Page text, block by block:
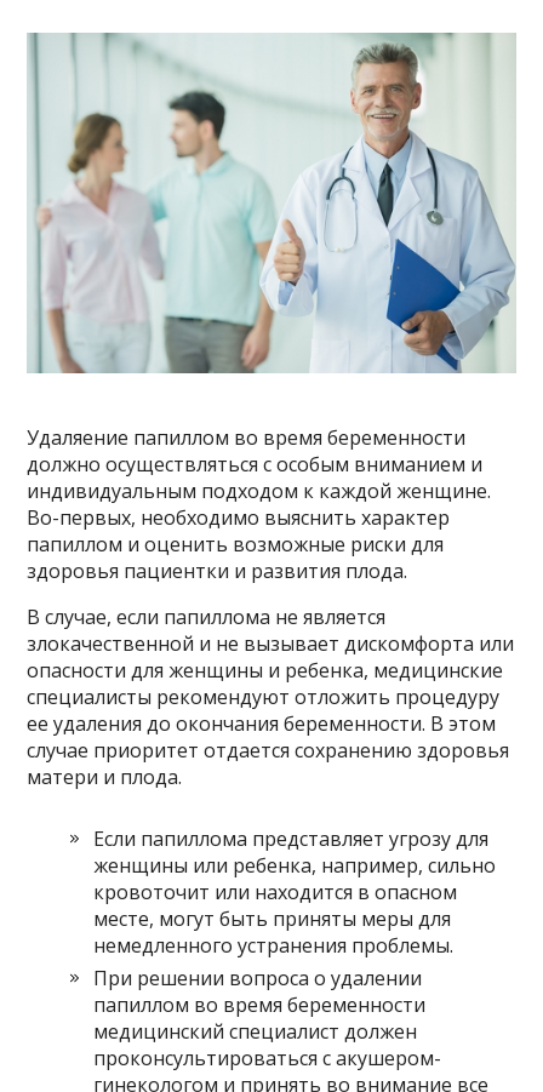
Удаляение папиллом во время беременности
должно осуществляться с особым вниманием и
индивидуальным подходом к каждой женщине.
Во-первых, необходимо выяснить характер
папиллом и оценить возможные риски для
здоровья пациентки и развития плода.
В случае, если папиллома не является
злокачественной и не вызывает дискомфорта или
опасности для женщины и ребенка, медицинские
специалисты рекомендуют отложить процедуру
ее удаления до окончания беременности. В этом
случае приоритет отдается сохранению здоровья
матери и плода.
Если папиллома представляет угрозу для
женщины или ребенка, например, сильно
кровоточит или находится в опасном
месте, могут быть приняты меры для
немедленного устранения проблемы.
При решении вопроса о удалении
папиллом во время беременности
медицинский специалист должен
проконсультироваться с акушером-
гинекологом и принять во внимание все